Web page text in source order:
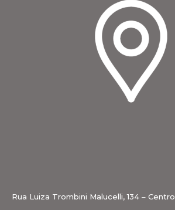
Rua Luiza Trombini Malucelli, 134 – Centro